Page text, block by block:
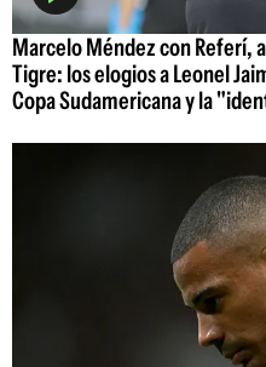
Marcelo Méndez con Referí,
Tigre: los elogios a Leonel
Copa Sudamericana y la